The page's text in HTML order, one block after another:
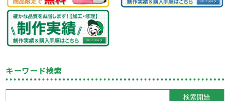
キーワード検索